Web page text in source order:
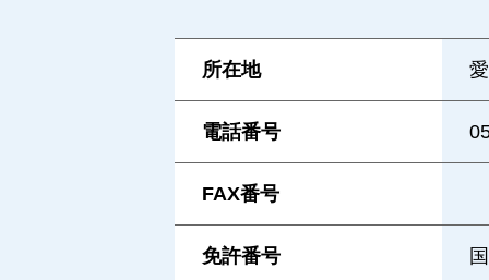
所在地
電話番号
FAX番号
免許番号